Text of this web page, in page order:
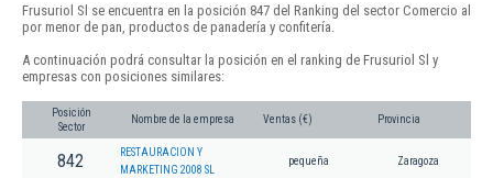
Frusuriol Sl se encuentra en la posición 847 del Ranking del sector Comercio al
por menor de pan, productos de panadería y confitería.
A continuación podrá consultar la posición en el ranking de Frusuriol Sl y
empresas con posiciones similares:
Posición
Sector
Nombre de la empresa Ventas (€) Provincia
842
RESTAURACION Y
MARKETING 2008 SL
pequeña Zaragoza